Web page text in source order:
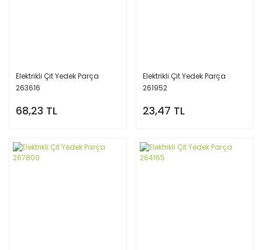
Elektrikli Çit Yedek Parça
263616
68,23 TL
Elektrikli Çit Yedek Parça
261952
23,47 TL